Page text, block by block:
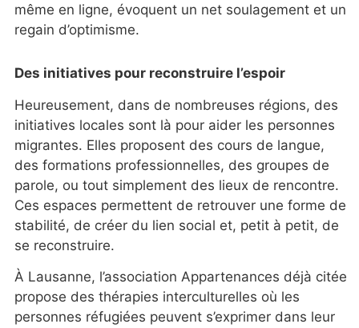
même en ligne, évoquent un net soulagement et un
regain d’optimisme.
Des initiatives pour reconstruire l’espoir
Heureusement, dans de nombreuses régions, des
initiatives locales sont là pour aider les personnes
migrantes. Elles proposent des cours de langue,
des formations professionnelles, des groupes de
parole, ou tout simplement des lieux de rencontre.
Ces espaces permettent de retrouver une forme de
stabilité, de créer du lien social et, petit à petit, de
se reconstruire.
À Lausanne, l’association Appartenances déjà citée
propose des thérapies interculturelles où les
personnes réfugiées peuvent s’exprimer dans leur